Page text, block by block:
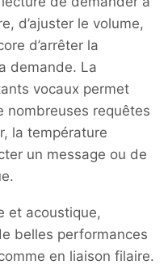
d’ajuster le volume,
d’arrêter la
demande. La
vocaux permet
nombreuses requêtes
la température
un message ou de
et acoustique,
belles performances
en liaison filaire.